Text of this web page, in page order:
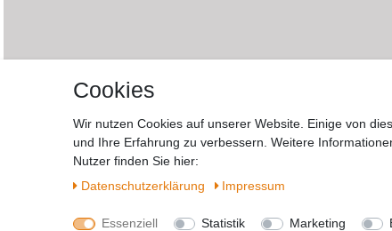
Cookies
Wir nutzen Cookies auf unserer Website. Einige von
und Ihre Erfahrung zu verbessern. Weitere
Nutzer finden Sie hier:
Daten­schutz­erklärung
Impressum
Essenziell Statistik Marketing